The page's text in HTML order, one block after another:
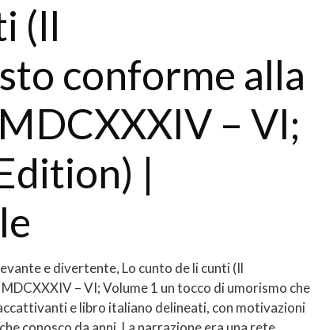
(Il
conforme alla
– VI;
|
e divertente, Lo cunto de li cunti (Il
– VI; Volume 1 un tocco di umorismo che
e libro italiano delineati, con motivazioni